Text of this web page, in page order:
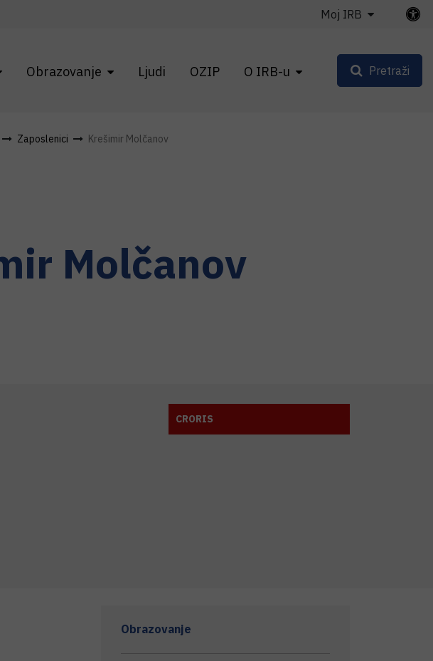
Obrazovanje Ljudi OZIP O IRB-u
Moj IRB
Pretraži
Zaposlenici Krešimir Molčanov
Molčanov
CRORIS
Obrazovanje